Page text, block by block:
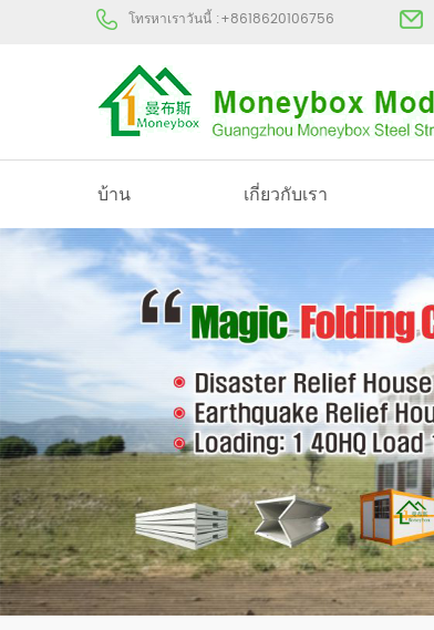
โทรหาเราวันนี้ :+8618620106756
บ้าน เกี่ยวกับเรา